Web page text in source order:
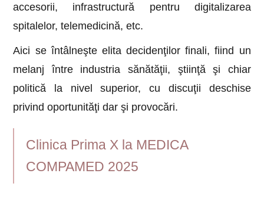
accesorii, infrastructură pentru digitalizarea
spitalelor, telemedicină, etc.
Aici se întâlneşte elita decidenţilor finali, fiind un
melanj între industria sănătăţii, ştiinţă şi chiar
politică la nivel superior, cu discuţii deschise
privind oportunităţi dar şi provocări.
Clinica Prima X la MEDICA
COMPAMED 2025